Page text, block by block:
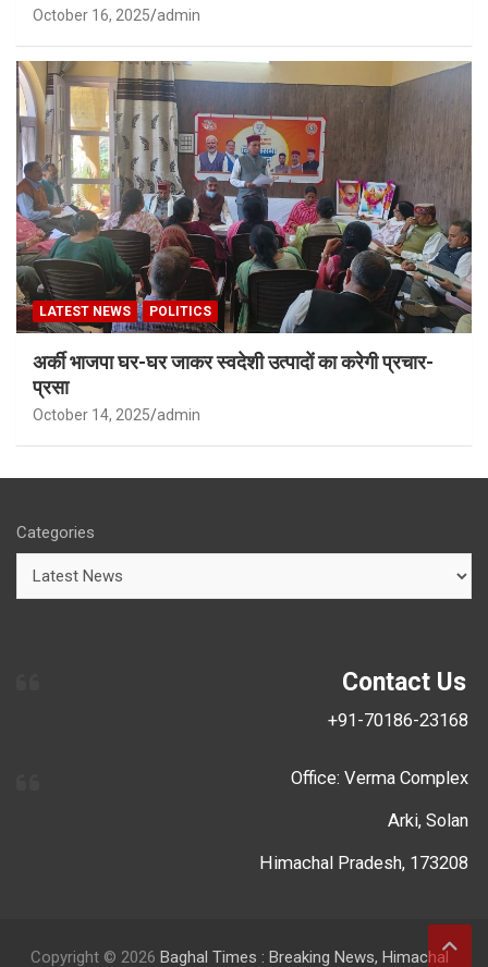
October 16, 2025 admin
LATEST NEWS POLITICS
अर्की भाजपा घर-घर जाकर स्वदेशी उत्पादों का करेगी प्रचार-
प्रसा
October 14, 2025 admin
Categories
Contact Us
+91-70186-23168
Office: Verma Complex
Arki, Solan
Himachal Pradesh, 173208
Copyright © 2026 Baghal Times : Breaking News, Himachal